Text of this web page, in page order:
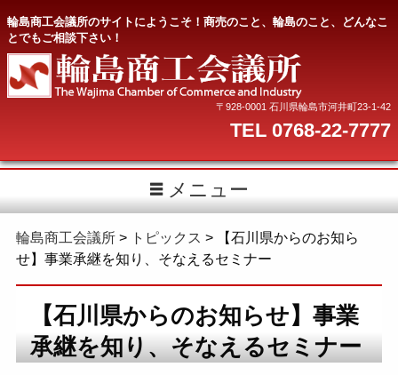
輪島商工会議所のサイトにようこそ！商売のこと、輪島のこと、どんなこ
とでもご相談下さい！
〒928-0001 石川県輪島市河井町23-1-42
TEL 0768-22-7777
メニュー
輪島商工会議所 > トピックス >
【石川県からのお知ら
せ】事業承継を知り、そなえるセミナー
【石川県からのお知らせ】事業
承継を知り、そなえるセミナー